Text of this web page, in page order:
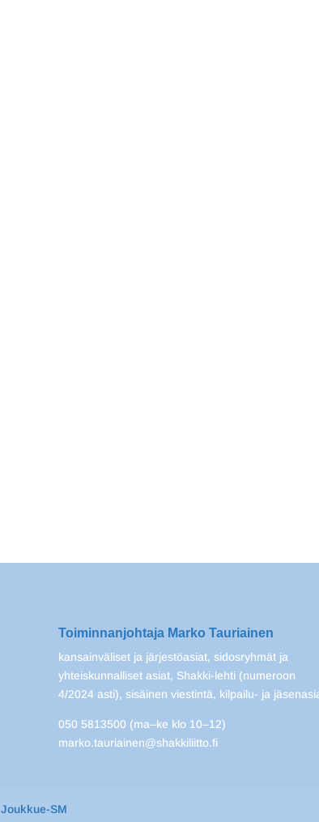
Toiminnanjohtaja Marko Tauriainen
kansainväliset ja järjestöasiat, sidosryhmät ja
yhteiskunnalliset asiat, Shakki-lehti (numeroon
4/2024 asti), sisäinen viestintä, kilpailu- ja
050 5813500 (ma–ke klo 10–12)
marko.tauriainen@shakkiliitto.fi
Joukkue-SM